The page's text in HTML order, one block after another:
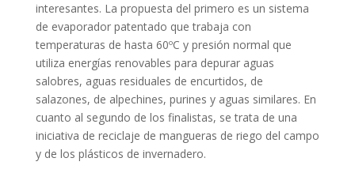
interesantes. La propuesta del primero es un sistema
de evaporador patentado que trabaja con
temperaturas de hasta 60ºC y presión normal que
utiliza energías renovables para depurar aguas
salobres, aguas residuales de encurtidos, de
salazones, de alpechines, purines y aguas similares. En
cuanto al segundo de los finalistas, se trata de una
iniciativa de reciclaje de mangueras de riego del campo
y de los plásticos de invernadero.